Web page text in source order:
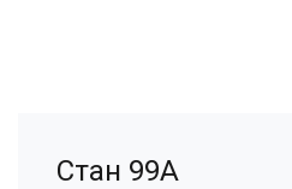
Стан 99А